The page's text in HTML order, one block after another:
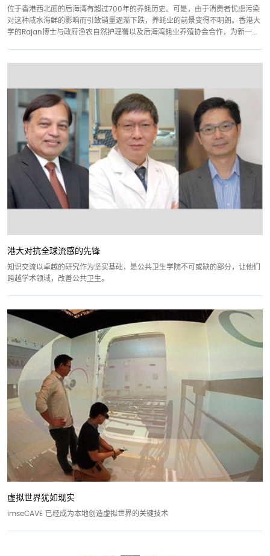
位于香港西北面的后海湾有超过700年的养蚝历史。可是，由于消费者忧虑污染
对这种咸水海鲜的影响而引致销量逐渐下跌，养蚝业的前景变得不明朗。香港大
学的Rajan博士与政府渔农自然护理署以及后海湾蚝业养殖协会合作，为新一...
港大对抗全球流感的先锋
知识交流以卓越的研究作为坚实基础，是公共卫生学院不可或缺的部分，让他们
跨越学术领域，改善公共卫生。
虚拟世界犹如现实
imseCAVE 已经成为本地创造虚拟世界的关键技术